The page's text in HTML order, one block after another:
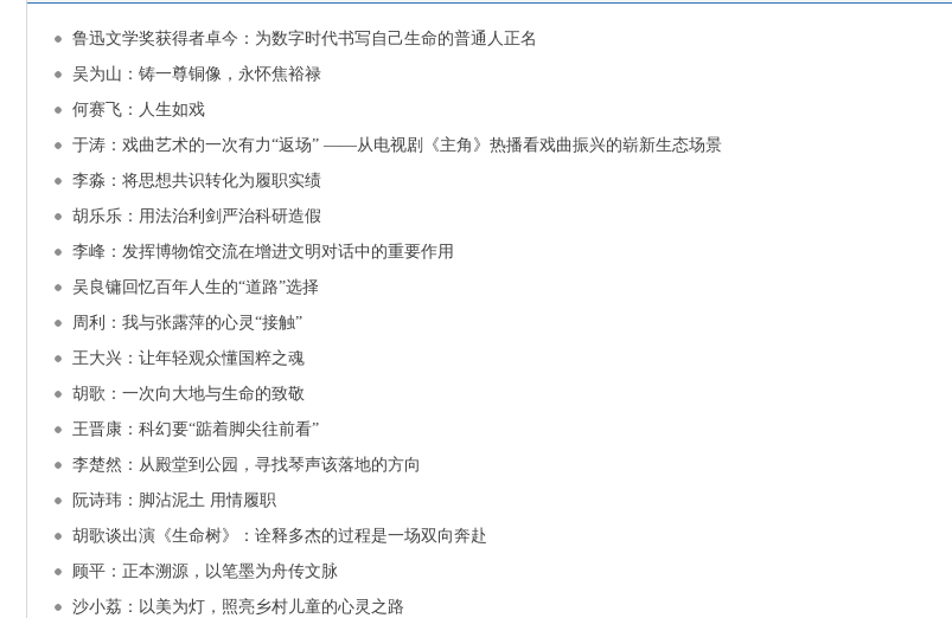
鲁迅文学奖获得者卓今：为数字时代书写自己生命的普通人正名
吴为山：铸一尊铜像，永怀焦裕禄
何赛飞：人生如戏
于涛：戏曲艺术的一次有力“返场” ——从电视剧《主角》热播看戏曲振兴的崭新生态场景
李淼：将思想共识转化为履职实绩
胡乐乐：用法治利剑严治科研造假
李峰：发挥博物馆交流在增进文明对话中的重要作用
吴良镛回忆百年人生的“道路”选择
周利：我与张露萍的心灵“接触”
王大兴：让年轻观众懂国粹之魂
胡歌：一次向大地与生命的致敬
王晋康：科幻要“踮着脚尖往前看”
李楚然：从殿堂到公园，寻找琴声该落地的方向
阮诗玮：脚沾泥土 用情履职
胡歌谈出演《生命树》：诠释多杰的过程是一场双向奔赴
顾平：正本溯源，以笔墨为舟传文脉
沙小荔：以美为灯，照亮乡村儿童的心灵之路